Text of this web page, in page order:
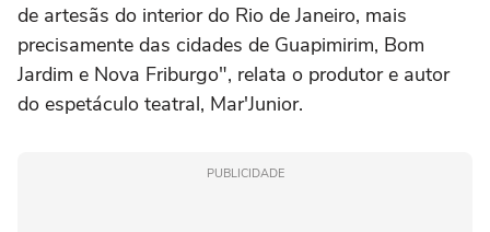
de artesãs do interior do Rio de Janeiro, mais
precisamente das cidades de Guapimirim, Bom
Jardim e Nova Friburgo", relata o produtor e autor
do espetáculo teatral, Mar'Junior.
PUBLICIDADE